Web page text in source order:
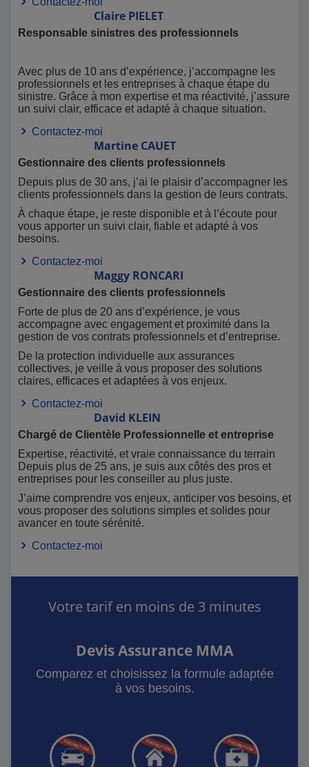
Claire PIELET
Responsable sinistres des professionnels
Avec plus de 10 ans d’expérience, j’accompagne les
professionnels et les entreprises à chaque étape du
sinistre. Grâce à mon expertise et ma réactivité, j’assure
un suivi clair, efficace et adapté à chaque situation.
Contactez-moi
Martine CAUET
Gestionnaire des clients professionnels
Depuis plus de 30 ans, j’ai le plaisir d’accompagner les
clients professionnels dans la gestion de leurs contrats.
À chaque étape, je reste disponible et à l’écoute pour
vous apporter un suivi clair, fiable et adapté à vos
besoins.
Contactez-moi
Maggy RONCARI
Gestionnaire des clients professionnels
Forte de plus de 20 ans d’expérience, je vous
accompagne avec engagement et proximité dans la
gestion de vos contrats professionnels et d’entreprise.
De la protection individuelle aux assurances
collectives, je veille à vous proposer des solutions
claires, efficaces et adaptées à vos enjeux.
Contactez-moi
David KLEIN
Chargé de Clientèle Professionnelle et entreprise
Expertise, réactivité, et vraie connaissance du terrain
Depuis plus de 25 ans, je suis aux côtés des pros et
entreprises pour les conseiller au plus juste.
J’aime comprendre vos enjeux, anticiper vos besoins, et
vous proposer des solutions simples et solides pour
avancer en toute sérénité.
Contactez-moi
Votre tarif en moins de 3 minutes
Devis Assurance MMA
Comparez et choisissez la formule adaptée
à vos besoins.